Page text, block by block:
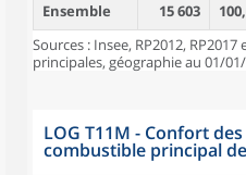
Ensemble 15 603
Sources : Insee, RP2012,
principales, géographie au 01/
LOG T11M - Confort
combustible principal